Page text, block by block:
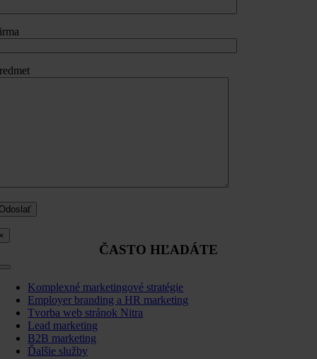
ČASTO HĽADÁTE
Toggle
NavigationKomplexné marketingové stratégie
Employer branding a HR marketing
Tvorba web stránok Nitra
Lead marketing
B2B marketing
Ďalšie služby